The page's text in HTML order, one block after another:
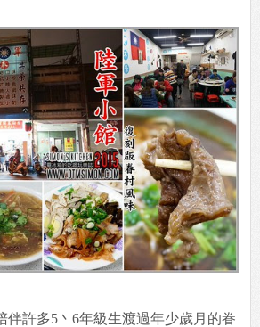
伴許多5丶6年級生渡過年少歲月的眷